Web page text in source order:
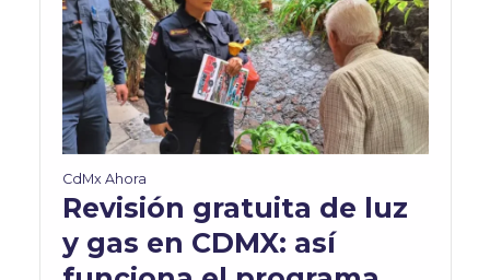
CdMx Ahora
Revisión gratuita de luz
y gas en CDMX: así